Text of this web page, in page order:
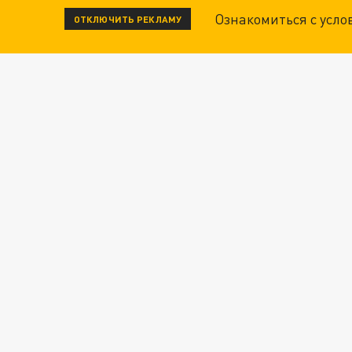
ОТКЛЮЧИТЬ РЕКЛАМУ Ознакомиться с